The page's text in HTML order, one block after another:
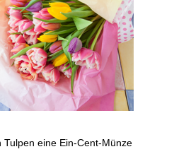
Tulpen eine Ein-Cent-Münze